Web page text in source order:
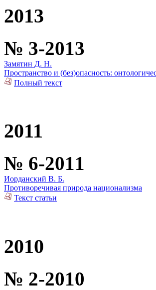
2013
№ 3-2013
Замятин Д. Н.
Пространство и (без)опасность:
Полный текст
2011
№ 6-2011
Иорданский В. Б.
Противоречивая природа национализма
Текст статьи
2010
№ 2-2010